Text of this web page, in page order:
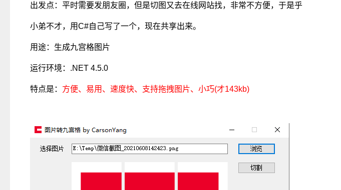
出发点：平时需要发朋友圈，但是切图又去在线网站找，非常不方便，于是乎
小弟不才，用C#自己写了一个，现在共享出来。
用途：生成九宫格图片
运行环境：.NET 4.5.0
特点是： 方便、易用、速度快、支持拖拽图片、小巧(才143kb)